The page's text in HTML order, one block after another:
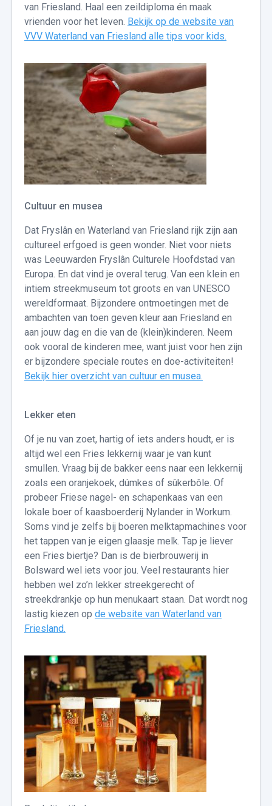
van Friesland. Haal een zeildiploma én maak
vrienden voor het leven. Bekijk op de website van
VVV Waterland van Friesland alle tips voor kids.
Cultuur en musea
Dat Fryslân en Waterland van Friesland rijk zijn aan
cultureel erfgoed is geen wonder. Niet voor niets
was Leeuwarden Fryslân Culturele Hoofdstad van
Europa. En dat vind je overal terug. Van een klein en
intiem streekmuseum tot groots en van UNESCO
wereldformaat. Bijzondere ontmoetingen met de
ambachten van toen geven kleur aan Friesland en
aan jouw dag en die van de (klein)kinderen. Neem
ook vooral de kinderen mee, want juist voor hen zijn
er bijzondere speciale routes en doe-activiteiten!
Bekijk hier overzicht van cultuur en musea.
Lekker eten
Of je nu van zoet, hartig of iets anders houdt, er is
altijd wel een Fries lekkernij waar je van kunt
smullen. Vraag bij de bakker eens naar een lekkernij
zoals een oranjekoek, dúmkes of sûkerbôle. Of
probeer Friese nagel- en schapenkaas van een
lokale boer of kaasboerderij Nylander in Workum.
Soms vind je zelfs bij boeren melktapmachines voor
het tappen van je eigen glaasje melk. Tap je liever
een Fries biertje? Dan is de bierbrouwerij in
Bolsward wel iets voor jou. Veel restaurants hier
hebben wel zo’n lekker streekgerecht of
streekdrankje op hun menukaart staan. Dat wordt nog
lastig kiezen op de website van Waterland van
Friesland.